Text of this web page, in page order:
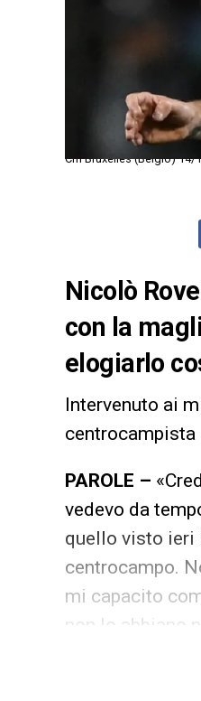
Cm Bruxelles (Belgio)
Nicolò
con la
elogiarlo
Intervenuto ai
centrocampista
PAROLE –
vedevo da
quello visto ieri
centrocampo.
mi capacito
non lo abbiano